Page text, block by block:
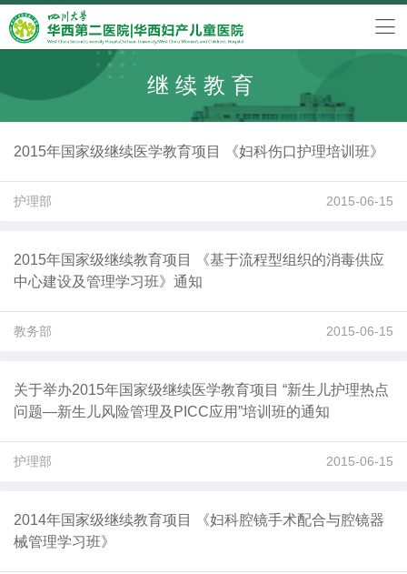
继续教育
2015年国家级继续医学教育项目 《妇科伤口护理培训班》
护理部 2015-06-15
2015年国家级继续教育项目 《基于流程型组织的消毒供应
中心建设及管理学习班》通知
教务部 2015-06-15
关于举办2015年国家级继续医学教育项目 “新生儿护理热点
问题—新生儿风险管理及PICC应用”培训班的通知
护理部 2015-06-15
2014年国家级继续教育项目 《妇科腔镜手术配合与腔镜器
械管理学习班》